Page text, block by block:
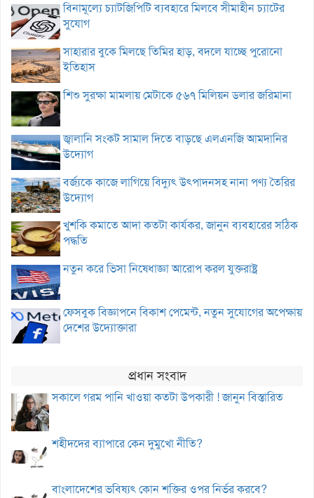
বিনামূল্যে চ্যাটজিপিটি ব্যবহারে মিলবে সীমাহীন চ্যাটের
সুযোগ
সাহারার বুকে মিলছে তিমির হাড়, বদলে যাচ্ছে পুরোনো
ইতিহাস
শিশু সুরক্ষা মামলায় মেটাকে ৫৬৭ মিলিয়ন ডলার জরিমানা
জ্বালানি সংকট সামাল দিতে বাড়ছে এলএনজি আমদানির
উদ্যোগ
বর্জ্যকে কাজে লাগিয়ে বিদ্যুৎ উৎপাদনসহ নানা পণ্য তৈরির
উদ্যোগ
খুশকি কমাতে আদা কতটা কার্যকর, জানুন ব্যবহারের সঠিক
পদ্ধতি
নতুন করে ভিসা নিষেধাজ্ঞা আরোপ করল যুক্তরাষ্ট্র
ফেসবুক বিজ্ঞাপনে বিকাশ পেমেন্ট, নতুন সুযোগের অপেক্ষায়
দেশের উদ্যোক্তারা
প্রধান সংবাদ
সকালে গরম পানি খাওয়া কতটা উপকারী ! জানুন বিস্তারিত
শহীদদের ব্যাপারে কেন দুমুখো নীতি?
বাংলাদেশের ভবিষ্যৎ কোন শক্তির ওপর নির্ভর করবে?